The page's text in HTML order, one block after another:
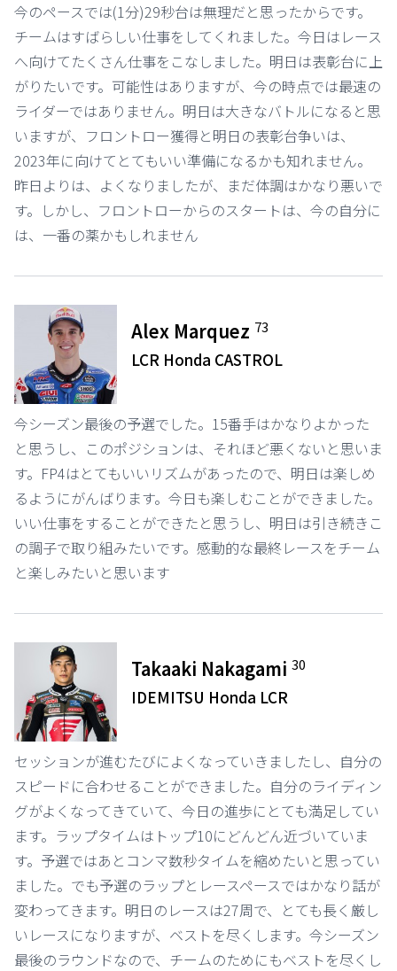
今のペースでは(1分)29秒台は無理だと思ったからです。
チームはすばらしい仕事をしてくれました。今日はレース
へ向けてたくさん仕事をこなしました。明日は表彰台に上
がりたいです。可能性はありますが、今の時点では最速の
ライダーではありません。明日は大きなバトルになると思
いますが、フロントロー獲得と明日の表彰台争いは、
2023年に向けてとてもいい準備になるかも知れません。
昨日よりは、よくなりましたが、まだ体調はかなり悪いで
す。しかし、フロントローからのスタートは、今の自分に
は、一番の薬かもしれません
Alex Marquez 73
LCR Honda CASTROL
今シーズン最後の予選でした。15番手はかなりよかった
と思うし、このポジションは、それほど悪くないと思いま
す。FP4はとてもいいリズムがあったので、明日は楽しめ
るようにがんばります。今日も楽しむことができました。
いい仕事をすることができたと思うし、明日は引き続きこ
の調子で取り組みたいです。感動的な最終レースをチーム
と楽しみたいと思います
Takaaki Nakagami30
IDEMITSU Honda LCR
セッションが進むたびによくなっていきましたし、自分の
スピードに合わせることができました。自分のライディン
グがよくなってきていて、今日の進歩にとても満足してい
ます。ラップタイムはトップ10にどんどん近づいていま
す。予選ではあとコンマ数秒タイムを縮めたいと思ってい
ました。でも予選のラップとレースペースではかなり話が
変わってきます。明日のレースは27周で、とても長く厳し
いレースになりますが、ベストを尽くします。今シーズン
最後のラウンドなので、チームのためにもベストを尽くし